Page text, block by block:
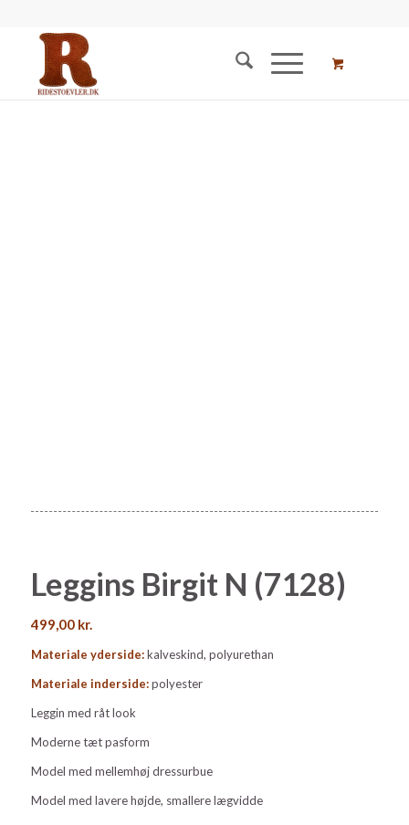
Leggins Birgit N (7128)
499,00 kr.
Materiale yderside:kalveskind, polyurethan
Materiale inderside:polyester
Leggin med råt look
Moderne tæt pasform
Model med mellemhøj dressurbue
Model med lavere højde, smallere lægvidde